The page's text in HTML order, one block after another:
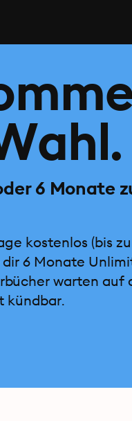
6 Monate
kostenlos (bis
6 Monate
warten auf
kündbar.